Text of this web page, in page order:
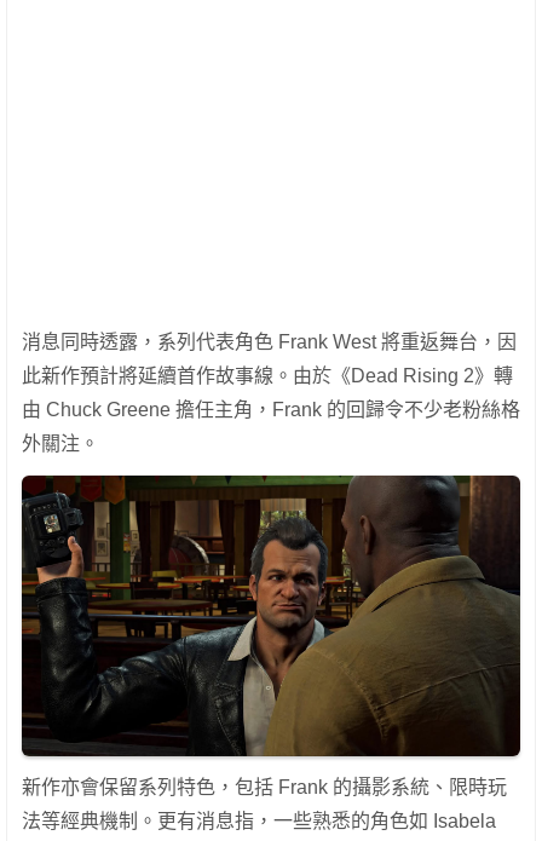
消息同時透露，系列代表角色 Frank West 將重返舞台，因
此新作預計將延續首作故事線。由於《Dead Rising 2》轉
由 Chuck Greene 擔任主角，Frank 的回歸令不少老粉絲格
外關注。
新作亦會保留系列特色，包括 Frank 的攝影系統、限時玩
法等經典機制。更有消息指，一些熟悉的角色如 Isabela